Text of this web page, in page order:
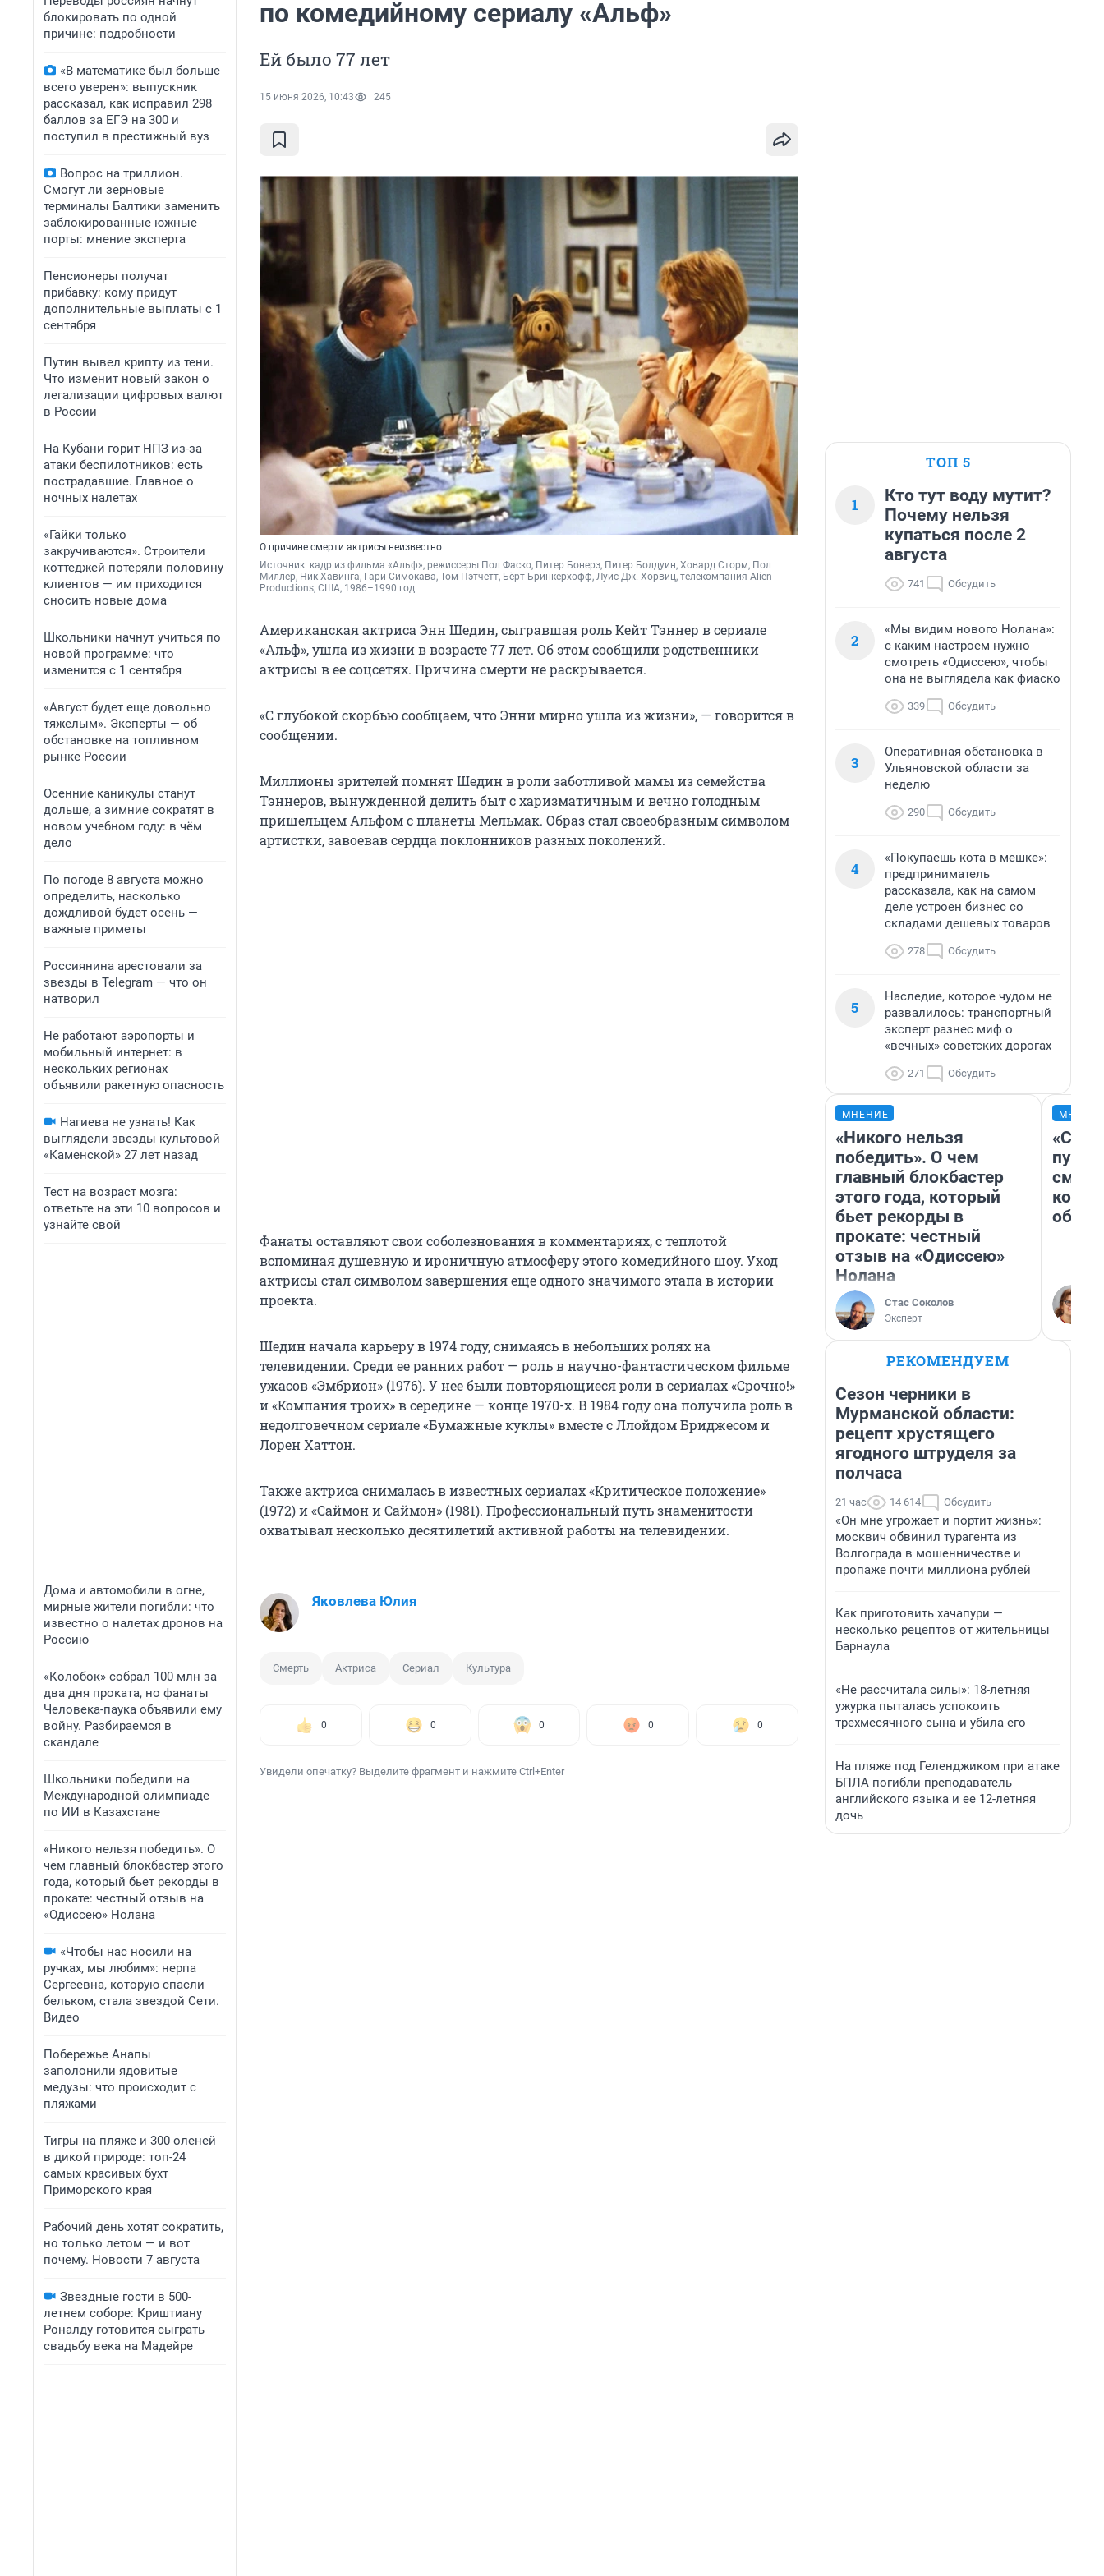
блокировать по одной
причине: подробности
«В математике был больше
всего уверен»: выпускник
рассказал, как исправил 298
баллов за ЕГЭ на 300 и
поступил в престижный вуз
Вопрос на триллион.
Смогут ли зерновые
терминалы Балтики заменить
заблокированные южные
порты: мнение эксперта
Пенсионеры получат
прибавку: кому придут
дополнительные выплаты с 1
сентября
Путин вывел крипту из тени.
Что изменит новый закон о
легализации цифровых валют
в России
На Кубани горит НПЗ из-за
атаки беспилотников: есть
пострадавшие. Главное о
ночных налетах
«Гайки только
закручиваются». Строители
коттеджей потеряли половину
клиентов — им приходится
сносить новые дома
Школьники начнут учиться по
новой программе: что
изменится с 1 сентября
«Август будет еще довольно
тяжелым». Эксперты — об
обстановке на топливном
рынке России
Осенние каникулы станут
дольше, а зимние сократят в
новом учебном году: в чём
дело
По погоде 8 августа можно
определить, насколько
дождливой будет осень —
важные приметы
Россиянина арестовали за
звезды в Telegram — что он
натворил
Не работают аэропорты и
мобильный интернет: в
нескольких регионах
объявили ракетную опасность
Нагиева не узнать! Как
выглядели звезды культовой
«Каменской» 27 лет назад
Тест на возраст мозга:
ответьте на эти 10 вопросов и
узнайте свой
Дома и автомобили в огне,
мирные жители погибли: что
известно о налетах дронов на
Россию
«Колобок» собрал 100 млн за
два дня проката, но фанаты
Человека-паука объявили ему
войну. Разбираемся в
скандале
Школьники победили на
Международной олимпиаде
по ИИ в Казахстане
«Никого нельзя победить». О
чем главный блокбастер этого
года, который бьет рекорды в
прокате: честный отзыв на
«Одиссею» Нолана
«Чтобы нас носили на
ручках, мы любим»: нерпа
Сергеевна, которую спасли
бельком, стала звездой Сети.
Видео
Побережье Анапы
заполонили ядовитые
медузы: что происходит с
пляжами
Тигры на пляже и 300 оленей
в дикой природе: топ-24
самых красивых бухт
Приморского края
Рабочий день хотят сократить,
но только летом — и вот
почему. Новости 7 августа
Звездные гости в 500-
летнем соборе: Криштиану
Роналду готовится сыграть
свадьбу века на Мадейре
по комедийному сериалу «Альф»
Ей было 77 лет
15 июня 2026, 10:43 245
О причине смерти актрисы неизвестно
Источник: кадр из фильма «Альф», режиссеры Пол Фаско, Питер Бонерз, Питер Болдуин, Ховард Сторм, Пол
Миллер, Ник Хавинга, Гари Симокава, Том Пэтчетт, Бёрт Бринкерхофф, Луис Дж. Хорвиц, телекомпания Alien
Productions, США, 1986–1990 год
Американская актриса Энн Шедин, сыгравшая роль Кейт Тэннер в сериале
«Альф», ушла из жизни в возрасте 77 лет. Об этом сообщили родственники
актрисы в ее соцсетях. Причина смерти не раскрывается.
«С глубокой скорбью сообщаем, что Энни мирно ушла из жизни», — говорится в
сообщении.
Миллионы зрителей помнят Шедин в роли заботливой мамы из семейства
Тэннеров, вынужденной делить быт с харизматичным и вечно голодным
пришельцем Альфом с планеты Мельмак. Образ стал своеобразным символом
артистки, завоевав сердца поклонников разных поколений.
Фанаты оставляют свои соболезнования в комментариях, с теплотой
вспоминая душевную и ироничную атмосферу этого комедийного шоу. Уход
актрисы стал символом завершения еще одного значимого этапа в истории
проекта.
Шедин начала карьеру в 1974 году, снимаясь в небольших ролях на
телевидении. Среди ее ранних работ — роль в научно-фантастическом фильме
ужасов «Эмбрион» (1976). У нее были повторяющиеся роли в сериалах «Срочно!»
и «Компания троих» в середине — конце 1970-х. В 1984 году она получила роль в
недолговечном сериале «Бумажные куклы» вместе с Ллойдом Бриджесом и
Лорен Хаттон.
Также актриса снималась в известных сериалах «Критическое положение»
(1972) и «Саймон и Саймон» (1981). Профессиональный путь знаменитости
охватывал несколько десятилетий активной работы на телевидении.
Яковлева Юлия
Смерть Актриса Сериал Культура
0 0 0 0 0
Увидели опечатку? Выделите фрагмент и нажмите Ctrl+Enter
ТОП 5
1
Кто тут воду мутит?
Почему нельзя
купаться после 2
августа
741 Обсудить
2
«Мы видим нового Нолана»:
с каким настроем нужно
смотреть «Одиссею», чтобы
она не выглядела как фиаско
339 Обсудить
3
Оперативная обстановка в
Ульяновской области за
неделю
290 Обсудить
4
«Покупаешь кота в мешке»:
предприниматель
рассказала, как на самом
деле устроен бизнес со
складами дешевых товаров
278 Обсудить
5
Наследие, которое чудом не
развалилось: транспортный
эксперт разнес миф о
«вечных» советских дорогах
271 Обсудить
МНЕНИЕ
«Никого нельзя
победить». О чем
главный блокбастер
этого года, который
бьет рекорды в
прокате: честный
отзыв на «Одиссею»
Нолана
Стас Соколов
Эксперт
РЕКОМЕНДУЕМ
Сезон черники в
Мурманской области:
рецепт хрустящего
ягодного штруделя за
полчаса
21 час 14 614 Обсудить
«Он мне угрожает и портит жизнь»:
москвич обвинил турагента из
Волгограда в мошенничестве и
пропаже почти миллиона рублей
Как приготовить хачапури —
несколько рецептов от жительницы
Барнаула
«Не рассчитала силы»: 18-летняя
ужурка пыталась успокоить
трехмесячного сына и убила его
На пляже под Геленджиком при атаке
БПЛА погибли преподаватель
английского языка и ее 12-летняя
дочь